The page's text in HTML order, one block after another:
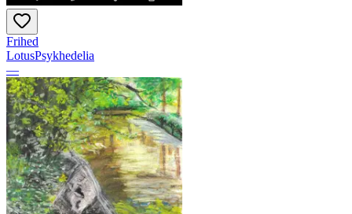
Frihed
LotusPsykhedelia
—